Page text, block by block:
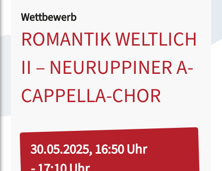
Wettbewerb
ROMANTIK WELTLICH
II – NEURUPPINER A-
CAPPELLA-CHOR
30.05.2025, 16:50 Uhr